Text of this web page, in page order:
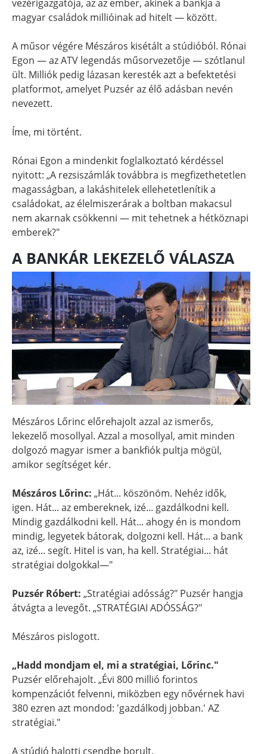
vezérigazgatója, az az ember, akinek a bankja a
magyar családok millióinak ad hitelt — között.
A műsor végére Mészáros kisétált a stúdióból. Rónai
Egon — az ATV legendás műsorvezetője — szótlanul
ült. Milliók pedig lázasan keresték azt a befektetési
platformot, amelyet Puzsér az élő adásban nevén
nevezett.
Íme, mi történt.
Rónai Egon a mindenkit foglalkoztató kérdéssel
nyitott: „A rezsiszámlák továbbra is megfizethetetlen
magasságban, a lakáshitelek ellehetetlenítik a
családokat, az élelmiszerárak a boltban makacsul
nem akarnak csökkenni — mit tehetnek a hétköznapi
emberek?"
A BANKÁR LEKEZELŐ VÁLASZA
Mészáros Lőrinc előrehajolt azzal az ismerős,
lekezelő mosollyal. Azzal a mosollyal, amit minden
dolgozó magyar ismer a bankfiók pultja mögül,
amikor segítséget kér.
Mészáros Lőrinc: „Hát... köszönöm. Nehéz idők,
igen. Hát... az embereknek, izé... gazdálkodni kell.
Mindig gazdálkodni kell. Hát... ahogy én is mondom
mindig, legyetek bátorak, dolgozni kell. Hát... a bank
az, izé... segít. Hitel is van, ha kell. Stratégiai... hát
stratégiai dolgokkal—"
Puzsér Róbert: „Stratégiai adósság?" Puzsér hangja
átvágta a levegőt. „STRATÉGIAI ADÓSSÁG?"
Mészáros pislogott.
„Hadd mondjam el, mi a stratégiai, Lőrinc."
Puzsér előrehajolt. „Évi 800 millió forintos
kompenzációt felvenni, miközben egy nővérnek havi
380 ezren azt mondod: 'gazdálkodj jobban.' AZ
stratégiai."
A stúdió halotti csendbe borult.